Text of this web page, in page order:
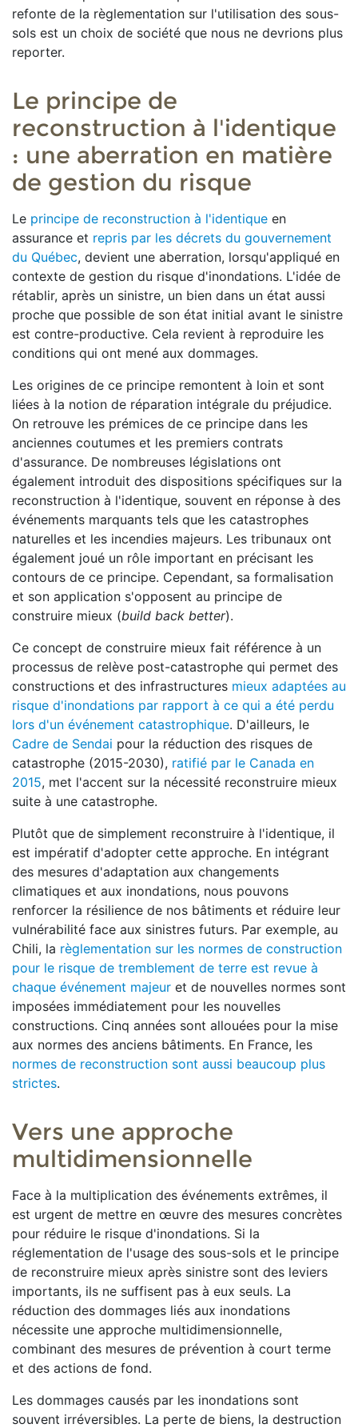
refonte de la règlementation sur l'utilisation des sous-
sols est un choix de société que nous ne devrions plus
reporter.
Le principe de
reconstruction à l'identique
: une aberration en matière
de gestion du risque
Le principe de reconstruction à l'identique en
assurance et repris par les décrets du gouvernement
du Québec, devient une aberration, lorsqu'appliqué en
contexte de gestion du risque d'inondations. L'idée de
rétablir, après un sinistre, un bien dans un état aussi
proche que possible de son état initial avant le sinistre
est contre-productive. Cela revient à reproduire les
conditions qui ont mené aux dommages.
Les origines de ce principe remontent à loin et sont
liées à la notion de réparation intégrale du préjudice.
On retrouve les prémices de ce principe dans les
anciennes coutumes et les premiers contrats
d'assurance. De nombreuses législations ont
également introduit des dispositions spécifiques sur la
reconstruction à l'identique, souvent en réponse à des
événements marquants tels que les catastrophes
naturelles et les incendies majeurs. Les tribunaux ont
également joué un rôle important en précisant les
contours de ce principe. Cependant, sa formalisation
et son application s'opposent au principe de
construire mieux (build back better).
Ce concept de construire mieux fait référence à un
processus de relève post-catastrophe qui permet des
constructions et des infrastructures mieux adaptées au
risque d'inondations par rapport à ce qui a été perdu
lors d'un événement catastrophique. D'ailleurs, le
Cadre de Sendai pour la réduction des risques de
catastrophe (2015-2030), ratifié par le Canada en
2015, met l'accent sur la nécessité reconstruire mieux
suite à une catastrophe.
Plutôt que de simplement reconstruire à l'identique, il
est impératif d'adopter cette approche. En intégrant
des mesures d'adaptation aux changements
climatiques et aux inondations, nous pouvons
renforcer la résilience de nos bâtiments et réduire leur
vulnérabilité face aux sinistres futurs. Par exemple, au
Chili, la règlementation sur les normes de construction
pour le risque de tremblement de terre est revue à
chaque événement majeur et de nouvelles normes sont
imposées immédiatement pour les nouvelles
constructions. Cinq années sont allouées pour la mise
aux normes des anciens bâtiments. En France, les
normes de reconstruction sont aussi beaucoup plus
strictes.
Vers une approche
multidimensionnelle
Face à la multiplication des événements extrêmes, il
est urgent de mettre en œuvre des mesures concrètes
pour réduire le risque d'inondations. Si la
réglementation de l'usage des sous-sols et le principe
de reconstruire mieux après sinistre sont des leviers
importants, ils ne suffisent pas à eux seuls. La
réduction des dommages liés aux inondations
nécessite une approche multidimensionnelle,
combinant des mesures de prévention à court terme
et des actions de fond.
Les dommages causés par les inondations sont
souvent irréversibles. La perte de biens, la destruction